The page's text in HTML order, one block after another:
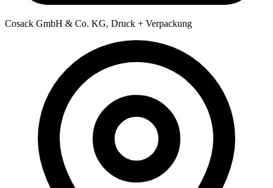
Cosack GmbH & Co. KG, Druck + Verpackung